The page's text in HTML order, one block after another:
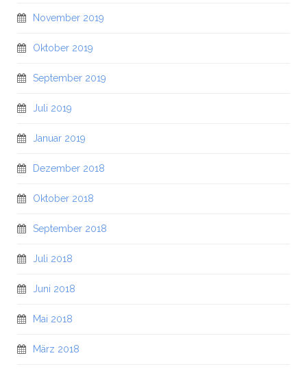
November 2019
Oktober 2019
September 2019
Juli 2019
Januar 2019
Dezember 2018
Oktober 2018
September 2018
Juli 2018
Juni 2018
Mai 2018
März 2018